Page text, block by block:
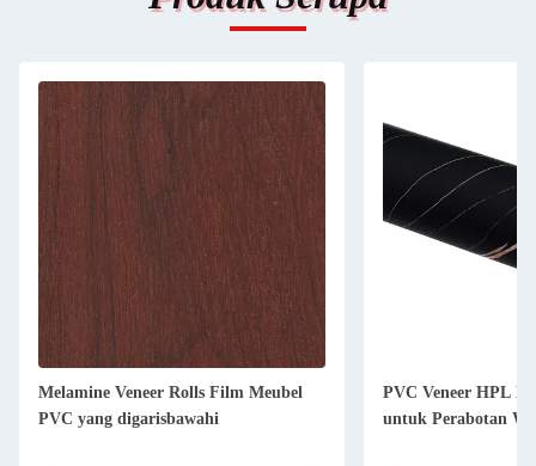
Melamine Veneer Rolls Film Meubel
PVC yang digarisbawahi
PVC Veneer HPL
untuk Perabotan